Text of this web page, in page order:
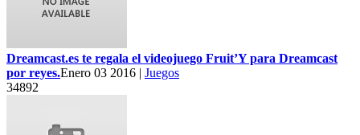
Dreamcast.es te regala el videojuego Fruit’Y para Dreamcast
por reyes.Enero 03 2016 | Juegos
34892